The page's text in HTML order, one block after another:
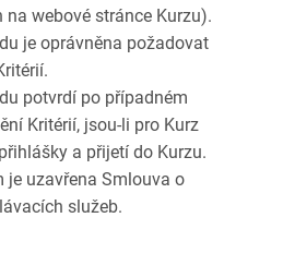
na webové stránce Kurzu).
je oprávněna požadovat
potvrdí po případném
Kritérií, jsou-li pro Kurz
a přijetí do Kurzu.
uzavřena Smlouva o
služeb.